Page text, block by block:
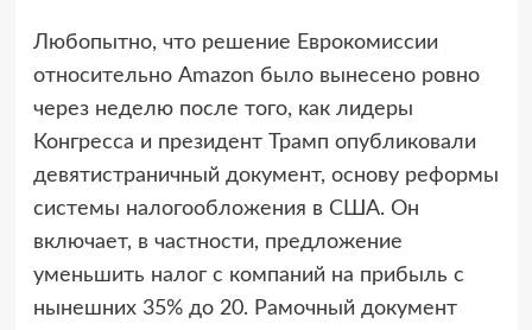
Любопытно, что решение Еврокомиссии
относительно Amazon было вынесено ровно
через неделю после того, как лидеры
Конгресса и президент Трамп опубликовали
девятистраничный документ, основу реформы
системы налогообложения в США. Он
включает, в частности, предложение
уменьшить налог с компаний на прибыль с
нынешних 35% до 20. Рамочный документ